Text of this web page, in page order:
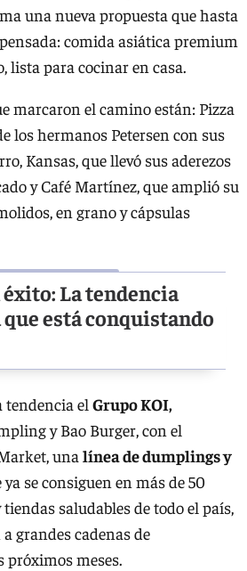
una nueva propuesta que hasta
comida asiática premium
lista para cocinar en casa.
marcaron el camino están: Pizza
los hermanos Petersen con sus
Kansas, que llevó sus aderezos
y Café Martínez, que amplió su
en grano y cápsulas
éxito: La tendencia
está conquistando
tendencia el Grupo KOI,
y Bao Burger, con el
una línea de dumplings y
ya se consiguen en más de 50
saludables de todo el país,
grandes cadenas de
próximos meses.